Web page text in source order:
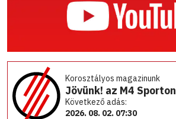
Korosztályos magazinunk
Jövünk! az M4 Sporton
Következő adás:
2026. 08. 02. 07:30